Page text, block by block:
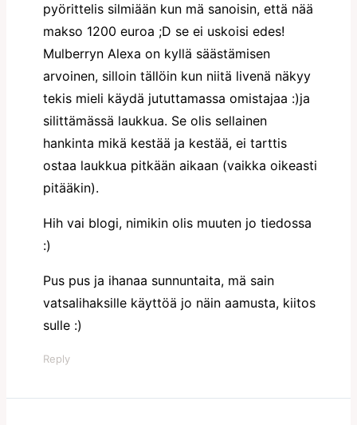
pyörittelis silmiään kun mä sanoisin, että nää
makso 1200 euroa ;D se ei uskoisi edes!
Mulberryn Alexa on kyllä säästämisen
arvoinen, silloin tällöin kun niitä livenä näkyy
tekis mieli käydä jututtamassa omistajaa :)ja
silittämässä laukkua. Se olis sellainen
hankinta mikä kestää ja kestää, ei tarttis
ostaa laukkua pitkään aikaan (vaikka oikeasti
pitääkin).
Hih vai blogi, nimikin olis muuten jo tiedossa
:)
Pus pus ja ihanaa sunnuntaita, mä sain
vatsalihaksille käyttöä jo näin aamusta, kiitos
sulle :)
Reply